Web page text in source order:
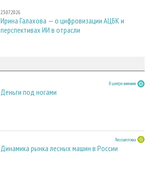
23.07.2026
Ирина Галахова — о цифровизации АЦБК и
перспективах ИИ в отрасли
В центре внимания
Деньги под ногами
Лесозаготовка
Динамика рынка лесных машин в России